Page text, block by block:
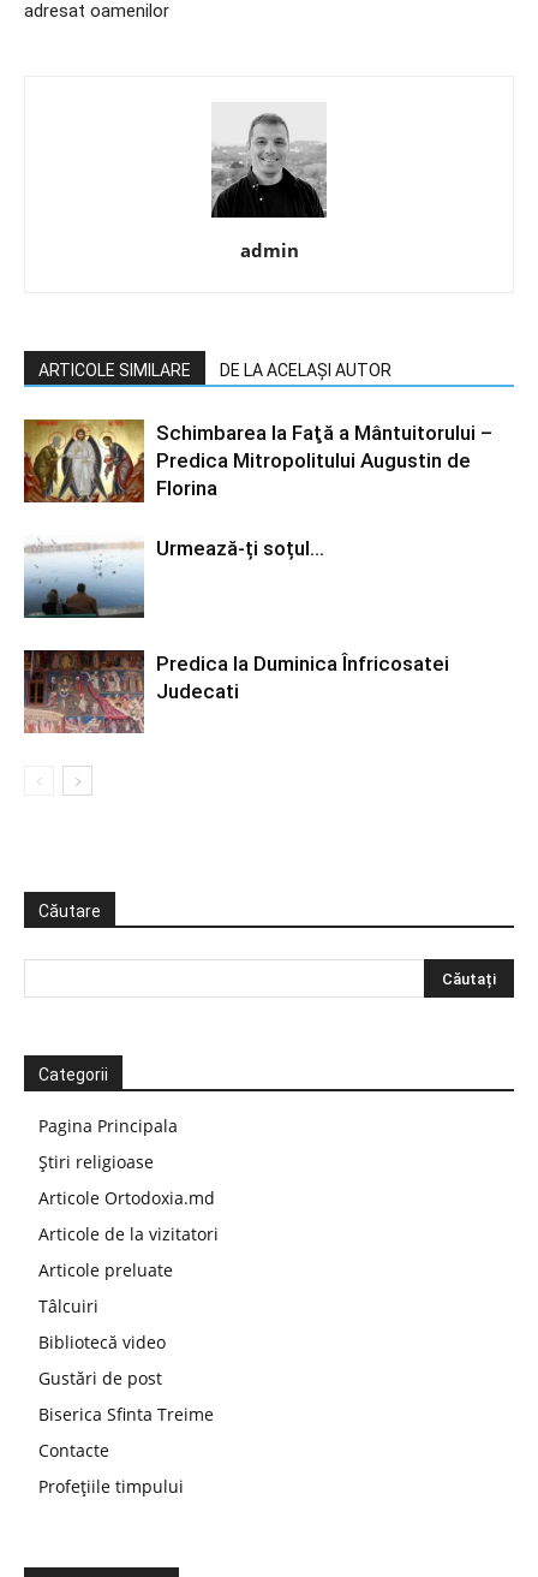
adresat oamenilor
admin
ARTICOLE SIMILARE DE LA ACELAȘI AUTOR
Schimbarea la Faţă a Mântuitorului –
Predica Mitropolitului Augustin de
Florina
Urmează-ți soțul…
Predica la Duminica Înfricosatei
Judecati
Căutare
Categorii
Pagina Principala
Știri religioase
Articole Ortodoxia.md
Articole de la vizitatori
Articole preluate
Tâlcuiri
Bibliotecă video
Gustări de post
Biserica Sfinta Treime
Contacte
Profețiile timpului